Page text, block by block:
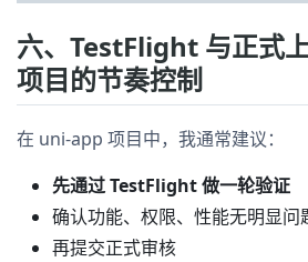
六、TestFlight 与正式
项目的节奏控制
在 uni-app 项目中，我通常建议：
先通过 TestFlight 做一轮验证
确认功能、权限、性能无明显问
再提交正式审核